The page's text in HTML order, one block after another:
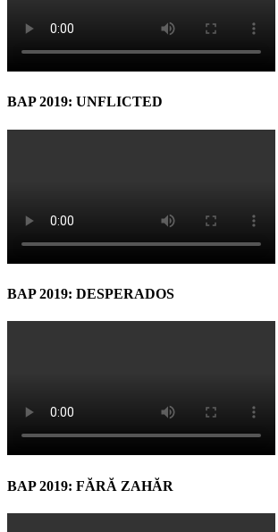
BAP 2019: UNFLICTED
BAP 2019: DESPERADOS
BAP 2019: FĂRĂ ZAHĂR